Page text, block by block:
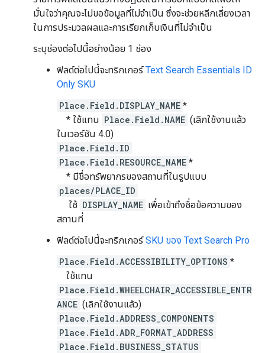
มั่นใจว่าคุณจะไม่ขอข้อมูลที่ไม่จำเป็น ซึ่งจะช่วยหลีกเลี่ยงเวลา
ในการประมวลผลและการเรียกเก็บเงินที่ไม่จำเป็น
ระบุช่องต่อไปนี้อย่างน้อย 1 ช่อง
ฟิลด์ต่อไปนี้จะทริกเกอร์Text Search Essentials ID
Only SKU
Place.Field.DISPLAY_NAME *
* ใช้แทน Place.Field.NAME (เลิกใช้งานแล้ว
ในเวอร์ชัน 4.0)
Place.Field.ID
Place.Field.RESOURCE_NAME *
* มีชื่อทรัพยากรของสถานที่ในรูปแบบ
places/PLACE_ID
ใช้ DISPLAY_NAME เพื่อเข้าถึงชื่อข้อความของ
สถานที่
ฟิลด์ต่อไปนี้จะทริกเกอร์SKU ของ Text Search Pro
Place.Field.ACCESSIBILITY_OPTIONS *
ใช้แทน
Place.Field.WHEELCHAIR_ACCESSIBLE_ENTR
ANCE (เลิกใช้งานแล้ว)
Place.Field.ADDRESS_COMPONENTS
Place.Field.ADR_FORMAT_ADDRESS
Place.Field.BUSINESS_STATUS